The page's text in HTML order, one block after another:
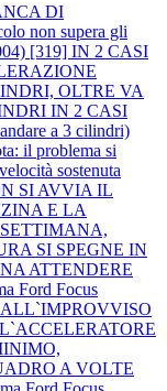
DI
non supera gli
[319] IN 2 CASI
OLTRE VA
IN 2 CASI
a 3 cilindri)
il problema si
sostenuta
SI AVVIA IL
E LA
SI SPEGNE IN
ATTENDERE
Ford Focus
ALL`IMPROVVISO
A VOLTE